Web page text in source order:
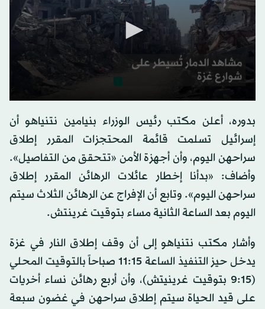
seconds
of
0
seconds
بدوره، أعلن مكتب رئيس الوزراء بنيامين نتنياهو أن
إسرائيل تسلمت قائمة المحتجزات المقرر إطلاق
سراحهن اليوم، وأن أجهزة الأمن «تتحقق من التفاصيل».
وأضاف: «بدأنا إخطار عائلات الرهائن المقرر إطلاق
سراحهن اليوم». وتابع أن الإفراج عن الرهائن الثلاث سيتم
اليوم بعد الساعة الثانية مساء بتوقيت غرينتش.
وأشار مكتب نتنياهو إلى أن وقف إطلاق النار في غزة
يدخل حيز التنفيذ الساعة 11:15 صباحاً بالتوقيت المحلي
(9:15 بتوقيت غرينيتش)، وأن أربع رهائن نساء أخريات
على قيد الحياة سيتم إطلاق سراحهن في غضون سبعة